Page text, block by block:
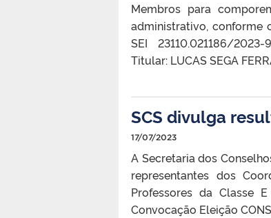
Membros para
administrativo, conforme
SEI 23110.021186/
Titular: LUCAS SEGA
SCS divulga
17/07/2023
A Secretaria dos
representantes dos
Professores​ da Classe
Convocação Eleição